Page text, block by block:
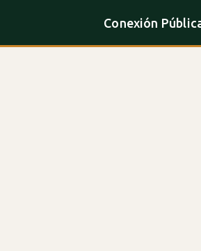
Conexión